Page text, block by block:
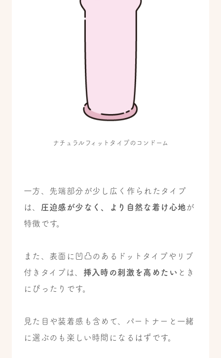
ナチュラルフィットタイプのコンドーム
一方、先端部分が少し広く作られたタイプ
は、 圧迫感が少なく、より自然な着け心地 が
特徴です。
また、表面に凹凸のあるドットタイプやリブ
付きタイプは、 挿入時の刺激を高めたい とき
にぴったりです。
見た目や装着感も含めて、パートナーと一緒
に選ぶのも楽しい時間になるはずです。